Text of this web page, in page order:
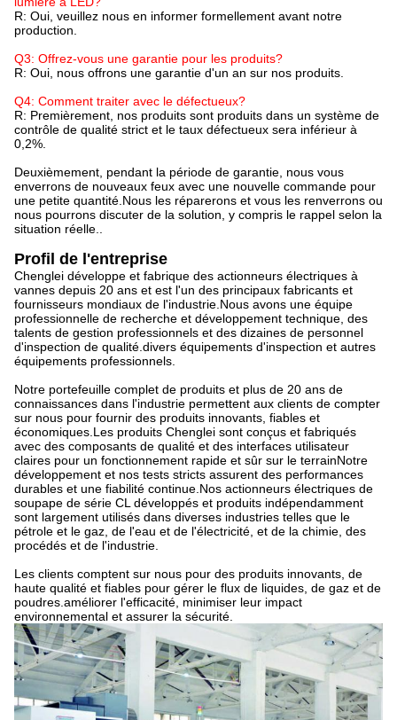
R: Oui, veuillez nous en informer formellement avant notre
production.
Q3: Offrez-vous une garantie pour les produits?
R: Oui, nous offrons une garantie d'un an sur nos produits.
Q4: Comment traiter avec le défectueux?
R: Premièrement, nos produits sont produits dans un système de
contrôle de qualité strict et le taux défectueux sera inférieur à
0,2%.
Deuxièmement, pendant la période de garantie, nous vous
enverrons de nouveaux feux avec une nouvelle commande pour
une petite quantité.Nous les réparerons et vous les renverrons ou
nous pourrons discuter de la solution, y compris le rappel selon la
situation réelle..
Profil de l'entreprise
Chenglei développe et fabrique des actionneurs électriques à
vannes depuis 20 ans et est l'un des principaux fabricants et
fournisseurs mondiaux de l'industrie.Nous avons une équipe
professionnelle de recherche et développement technique, des
talents de gestion professionnels et des dizaines de personnel
d'inspection de qualité.divers équipements d'inspection et autres
équipements professionnels.
Notre portefeuille complet de produits et plus de 20 ans de
connaissances dans l'industrie permettent aux clients de compter
sur nous pour fournir des produits innovants, fiables et
économiques.Les produits Chenglei sont conçus et fabriqués
avec des composants de qualité et des interfaces utilisateur
claires pour un fonctionnement rapide et sûr sur le terrainNotre
développement et nos tests stricts assurent des performances
durables et une fiabilité continue.Nos actionneurs électriques de
soupape de série CL développés et produits indépendamment
sont largement utilisés dans diverses industries telles que le
pétrole et le gaz, de l'eau et de l'électricité, et de la chimie, des
procédés et de l'industrie.
Les clients comptent sur nous pour des produits innovants, de
haute qualité et fiables pour gérer le flux de liquides, de gaz et de
poudres.améliorer l'efficacité, minimiser leur impact
environnemental et assurer la sécurité.